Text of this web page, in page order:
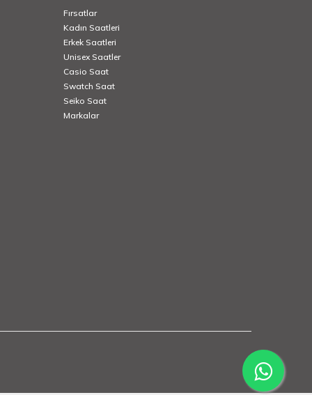
Fırsatlar
Kadın Saatleri
Erkek Saatleri
Unisex Saatler
Casio Saat
Swatch Saat
Seiko Saat
Markalar